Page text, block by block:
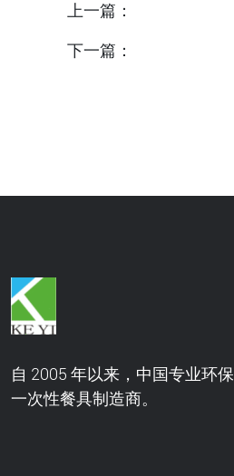
上一篇：
下一篇：
自 2005 年以来，中国专业环保
一次性餐具制造商。